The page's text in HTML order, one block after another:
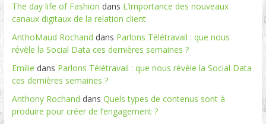
The day life of Fashion dans L’importance des nouveaux
canaux digitaux de la relation client
AnthoMaud Rochand dans Parlons Télétravail : que nous
révèle la Social Data ces dernières semaines ?
Emilie dans Parlons Télétravail : que nous révèle la Social Data
ces dernières semaines ?
Anthony Rochand dans Quels types de contenus sont à
produire pour créer de l’engagement ?